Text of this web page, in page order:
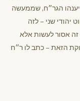
הגר״ח, שממעשה
יהודי שני – לזה
זה אסור לעשות אלא
הזאת – כתב לו ר״ח